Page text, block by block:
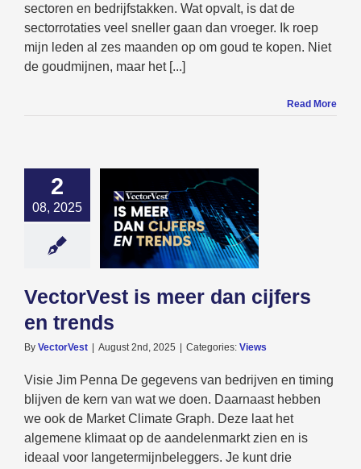
sectoren en bedrijfstakken. Wat opvalt, is dat de
sectorrotaties veel sneller gaan dan vroeger. Ik roep
mijn leden al zes maanden op om goud te kopen. Niet
de goudmijnen, maar het [...]
Read More
2
08, 2025
is meer dan
en trends
VectorVest is meer dan cijfers
en trends
By VectorVest August 2nd, 2025 Categories: Views
Visie Jim Penna De gegevens van bedrijven en timing
blijven de kern van wat we doen. Daarnaast hebben
we ook de Market Climate Graph. Deze laat het
algemene klimaat op de aandelenmarkt zien en is
ideaal voor langetermijnbeleggers. Je kunt drie